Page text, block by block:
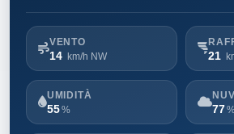
VENTO
14 km/h NW 21
UMIDITÀ
55 % 77